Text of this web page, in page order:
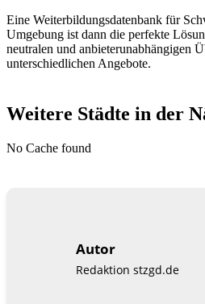
Eine Weiterbildungsdatenbank für
Umgebung ist dann die perfekte
neutralen und anbieterunabhängigen
unterschiedlichen Angebote.
Weitere Städte in der
No Cache found
Autor
Redaktion stzgd.de